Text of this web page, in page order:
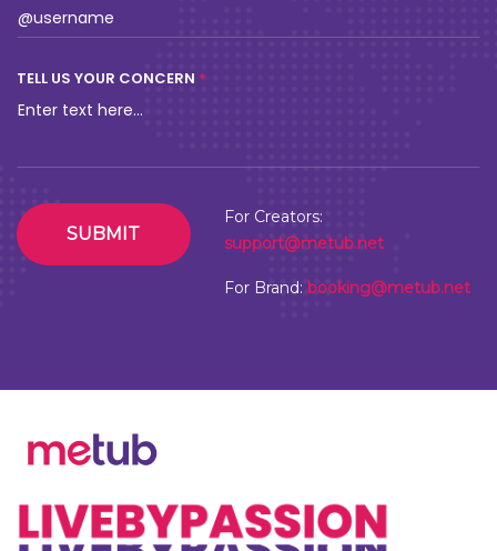
TELL US YOUR CONCERN
SUBMIT
For Creators:
support@metub.net
For Brand: booking@metub.net